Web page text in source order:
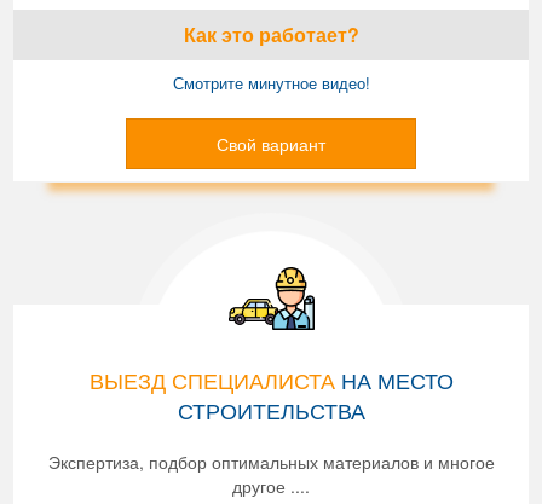
Как это работает?
Смотрите минутное видео!
Свой вариант
ВЫЕЗД СПЕЦИАЛИСТАНА МЕСТО
СТРОИТЕЛЬСТВА
Экспертиза, подбор оптимальных материалов и многое
другое ....